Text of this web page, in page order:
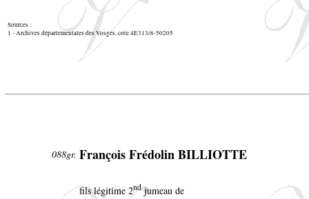
Sources :
1 - Archives départementales des Vosges, cote 4E313/6-50205
088gr. François Frédolin BILLIOTTE
fils légitime 2ndjumeau de